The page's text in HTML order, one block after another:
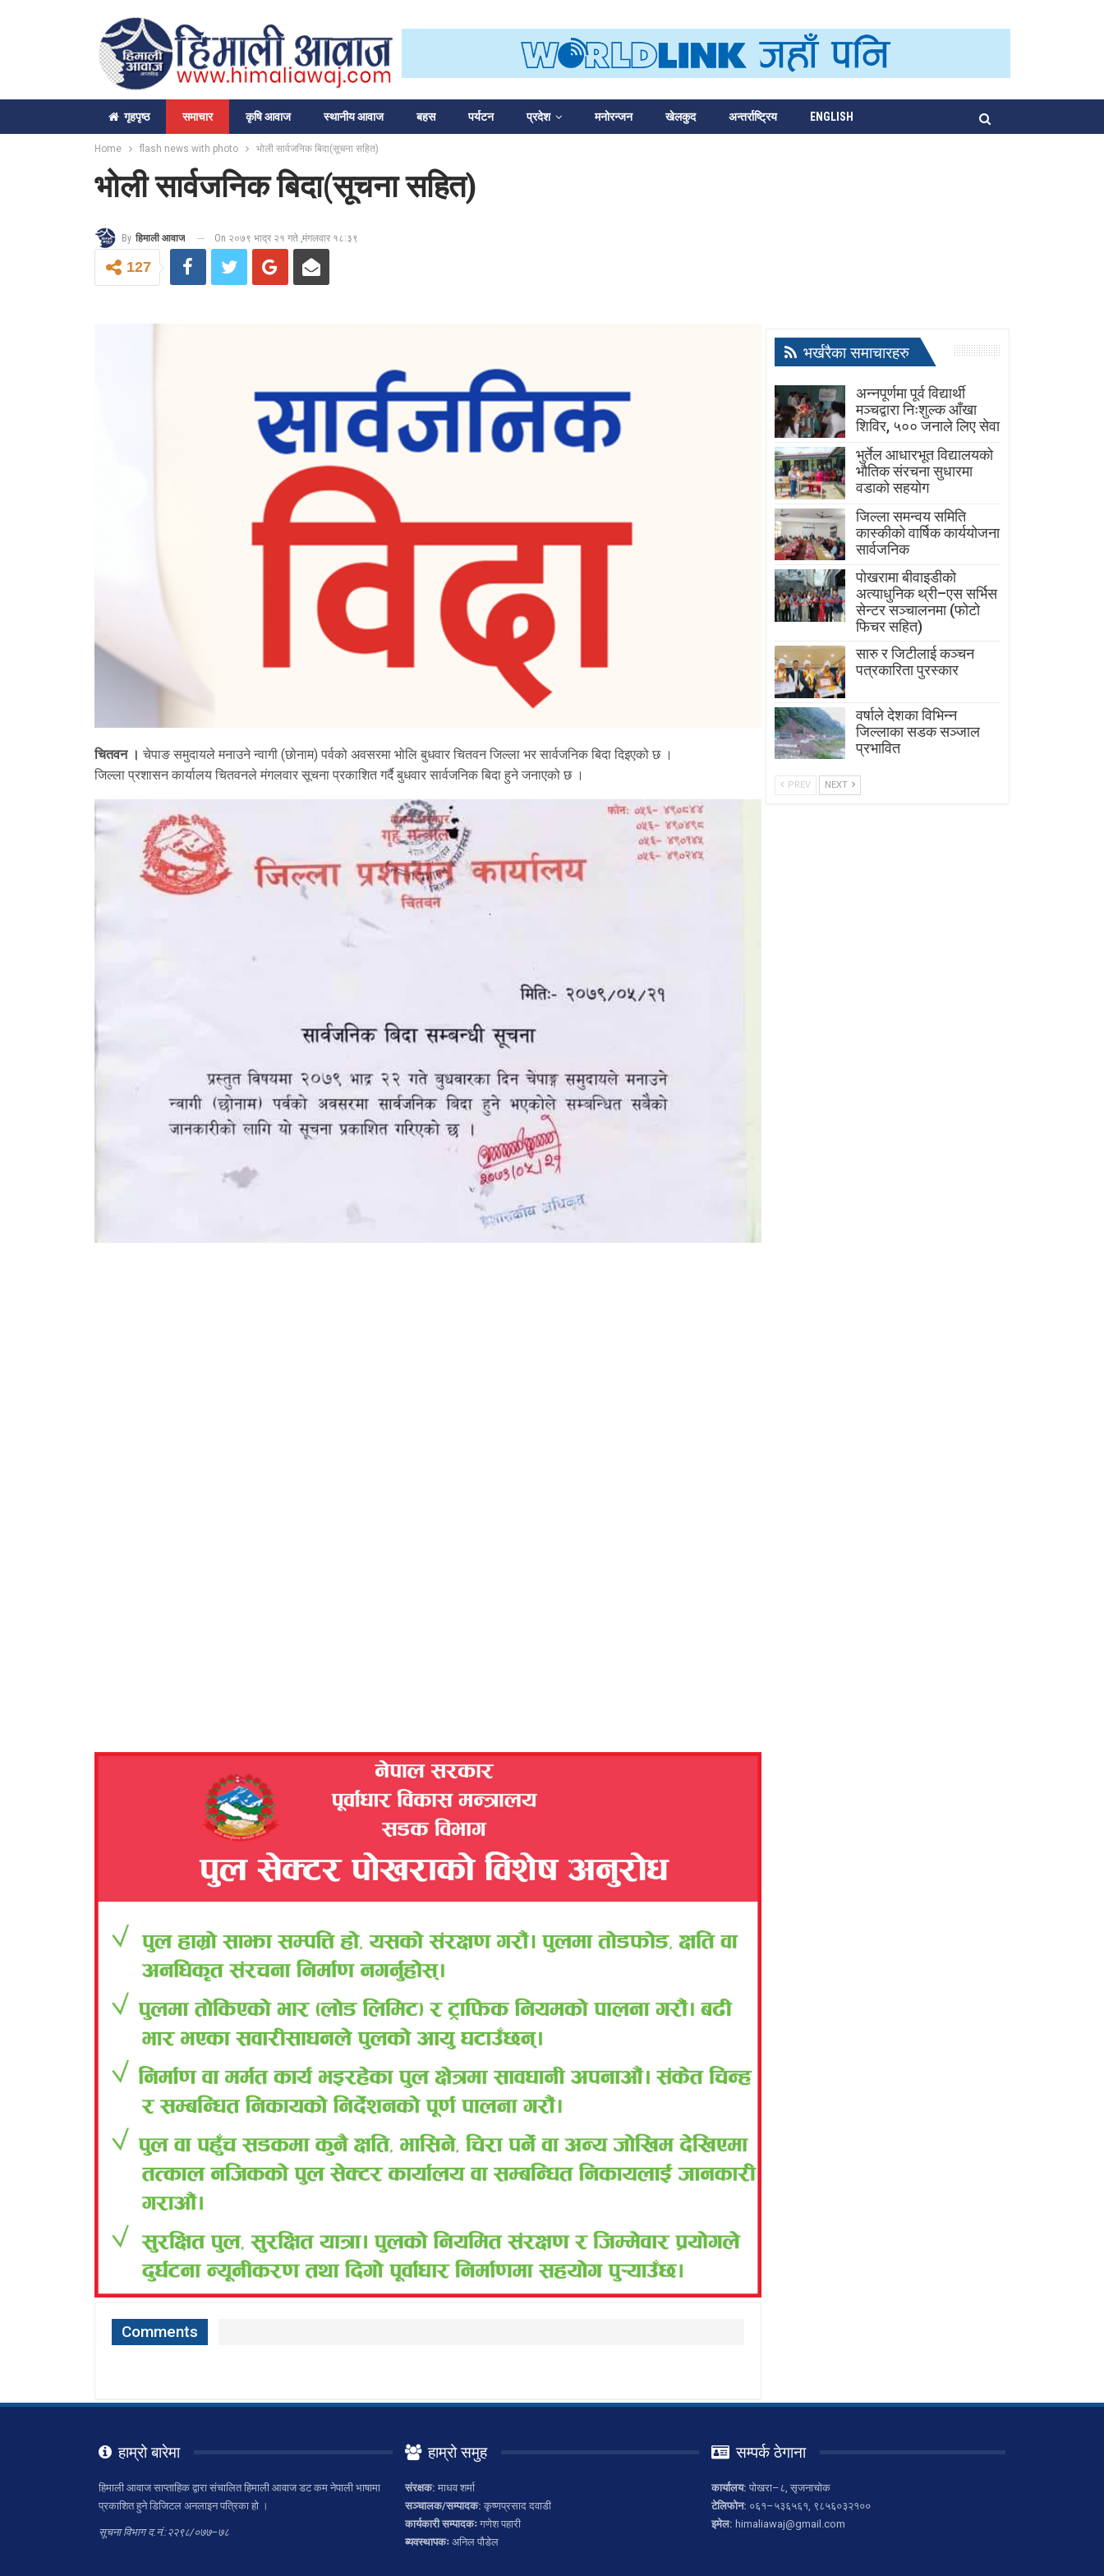
गृहपृष्‍ठ समाचार कृषि आवाज स्थानीय आवाज बहस पर्यटन प्रदेश मनोरन्जन खेलकुद अन्तर्राष्ट्रिय ENGLISH
Home flash news with photo भोली सार्वजनिक बिदा(सूचना सहित)
भोली सार्वजनिक बिदा(सूचना सहित)
By हिमाली आवाज On २०७९ भाद्र २१ गते ,मंगलवार १८:३९
127
चितवन । चेपाङ समुदायले मनाउने न्वागी (छोनाम) पर्वको अवसरमा भोलि बुधवार चितवन जिल्ला भर सार्वजनिक बिदा दिइएको छ ।
जिल्ला प्रशासन कार्यालय चितवनले मंगलवार सूचना प्रकाशित गर्दै बुधवार सार्वजनिक बिदा हुने जनाएको छ ।
Comments
भर्खरैका समाचारहरु
अन्नपूर्णमा पूर्व विद्यार्थी
मञ्चद्वारा निःशुल्क आँखा
शिविर, ५०० जनाले लिए सेवा
भुर्तेल आधारभूत विद्यालयको
भौतिक संरचना सुधारमा
वडाको सहयोग
जिल्ला समन्वय समिति
कास्कीको वार्षिक कार्ययोजना
सार्वजनिक
पोखरामा बीवाइडीको
अत्याधुनिक थ्री–एस सर्भिस
सेन्टर सञ्चालनमा (फोटो
फिचर सहित)
सारु र जिटीलाई कञ्चन
पत्रकारिता पुरस्कार
वर्षाले देशका विभिन्न
जिल्लाका सडक सञ्जाल
प्रभावित
PREV NEXT
हाम्रो बारेमा
हिमाली आवाज साप्ताहिक द्वारा संचालित हिमाली आवाज डट कम नेपाली भाषामा
प्रकाशित हुने डिजिटल अनलाइन पत्रिका हो ।
सूचना विभाग द.नं.:२२९८/०७७–७८
हाम्रो समुह
संरक्षक: माधव शर्मा
सञ्चालक/सम्पादक: कृष्णप्रसाद दवाडी
कार्यकारी सम्पादकःगणेश पहारी
ब्यवस्थापकःअनिल पौडेल
सम्पर्क ठेगाना
कार्यालय: पोखरा–८, सृजनाचोक
टेलिफोन: ०६१–५३६५६१, ९८५६०३२१००
इमेल: himaliawaj@gmail.com